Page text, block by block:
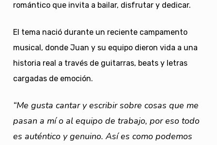
romántico que invita a bailar, disfrutar y dedicar.
El tema nació durante un reciente campamento
musical, donde Juan y su equipo dieron vida a una
historia real a través de guitarras, beats y letras
cargadas de emoción.
“Me gusta cantar y escribir sobre cosas que me
pasan a mí o al equipo de trabajo, por eso todo
es auténtico y genuino. Así es como podemos